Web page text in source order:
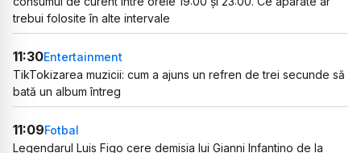
trebui folosite în alte intervale
11:30Entertainment
TikTokizarea muzicii: cum a ajuns un refren de trei secunde să
bată un album întreg
11:09Fotbal
Legendarul Luis Figo cere demisia lui Gianni Infantino de la